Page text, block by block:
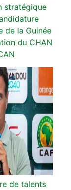
stratégique
de la Guinée
du CHAN
de talents